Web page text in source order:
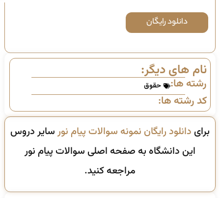
دانلود رایگان
نام های دیگر:
رشته ها: حقوق
کد رشته ها:
برای دانلود رایگان نمونه سوالات پیام نورسایر دروس
این دانشگاه به صفحه اصلی سوالات پیام نور
مراجعه کنید.